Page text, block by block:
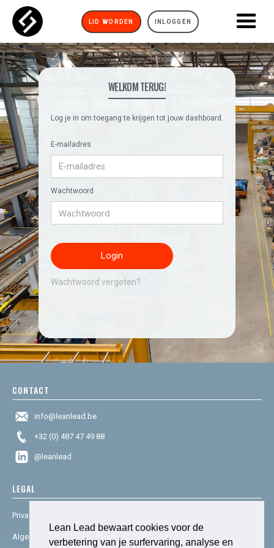
Lean Lead bewaart cookies voor de
verbetering van je surfervaring, analyse en
LID WORDEN INLOGGEN
WELKOM TERUG!
Log je in om toegang te krijgen tot jouw dashboard.
E-mailadres
Wachtwoord
Wachtwoord vergeten?
CONTACT
info@leanlead.be
+32 (0) 487 47 49 88
@leanlead
LEGAL
Privacy & cookies
Algemene voorwaarden